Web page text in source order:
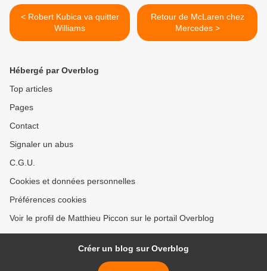
< Robert Kubica va quitter
Williams
Retour de McLaren chez
Mercedes >
Hébergé par Overblog
Top articles
Pages
Contact
Signaler un abus
C.G.U.
Cookies et données personnelles
Préférences cookies
Voir le profil de Matthieu Piccon sur le portail Overblog
Créer un blog sur Overblog